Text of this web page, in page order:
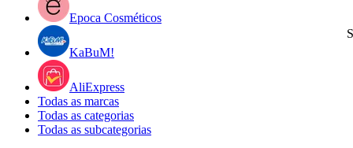
Epoca Cosméticos
KaBuM!
AliExpress
Todas as marcas
Todas as categorias
Todas as subcategorias